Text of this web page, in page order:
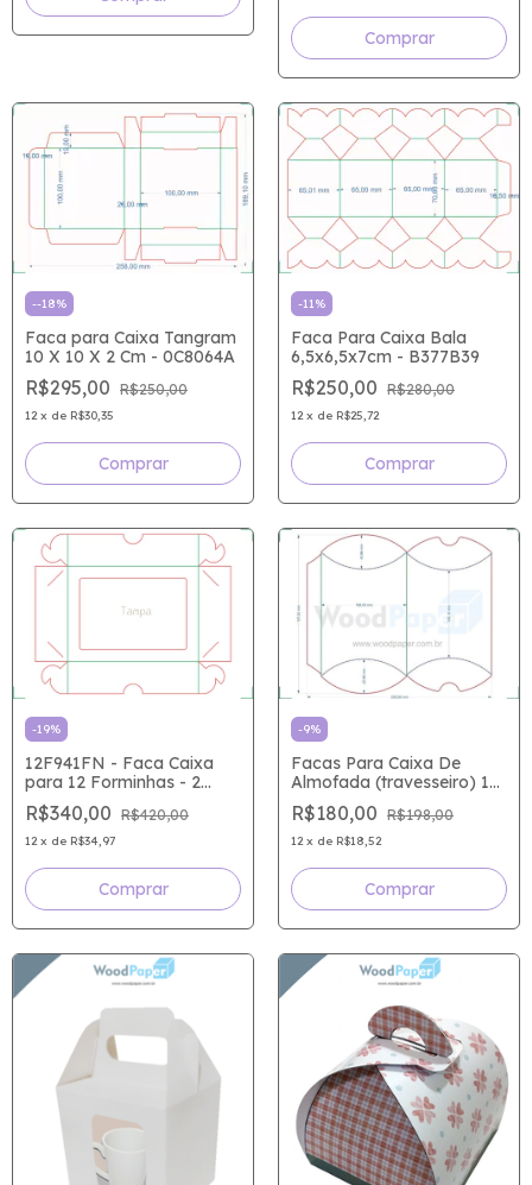
--18%
Faca para Caixa Tangram
10 X 10 X 2 Cm - 0C8064A
R$295,00 R$250,00
12 x de R$30,35
-11%
Faca Para Caixa Bala
6,5x6,5x7cm - B377B39
R$250,00 R$280,00
12 x de R$25,72
-19%
12F941FN - Faca Caixa
para 12 Forminhas - 2
Facas Tampa e Fundo
R$340,00 R$420,00
12 x de R$34,97
-9%
Facas Para Caixa De
Almofada (travesseiro) 11
X 10,6 X 4,2
R$180,00 R$198,00
12 x de R$18,52